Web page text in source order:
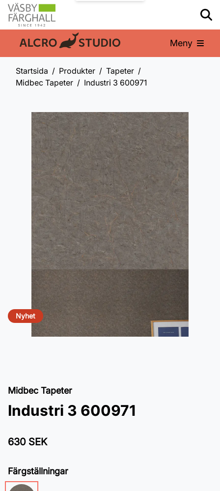
En del av: Meny
Startsida Produkter
Tapeter
Midbec Tapeter
Industri 3 600971
Nyhet
Midbec Tapeter
Industri 3 600971
630 SEK
Färgställningar